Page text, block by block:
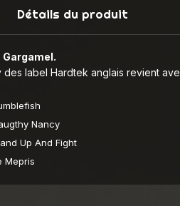
Détails du produit
Gargamel.
des label Hardtek anglais revient
Nancy
Up And Fight
Mepris